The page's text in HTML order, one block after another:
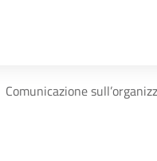
Comunicazione